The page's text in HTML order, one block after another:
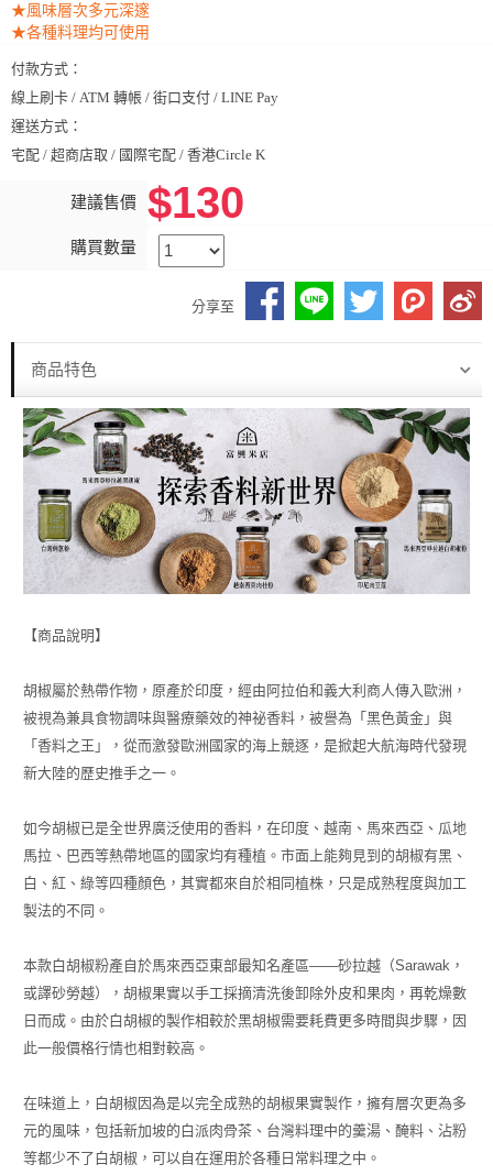
★風味層次多元深邃
★各種料理均可使用
付款方式：
線上刷卡 / ATM 轉帳 / 街口支付 / LINE Pay
運送方式：
宅配 / 超商店取 / 國際宅配 / 香港Circle K
建議售價 $130
購買數量
分享至
商品特色
【商品說明】
胡椒屬於熱帶作物，原產於印度，經由阿拉伯和義大利商人傳入歐洲，
被視為兼具食物調味與醫療藥效的神祕香料，被譽為「黑色黃金」與
「香料之王」，從而激發歐洲國家的海上競逐，是掀起大航海時代發現
新大陸的歷史推手之一。
如今胡椒已是全世界廣泛使用的香料，在印度、越南、馬來西亞、瓜地
馬拉、巴西等熱帶地區的國家均有種植。市面上能夠見到的胡椒有黑、
白、紅、綠等四種顏色，其實都來自於相同植株，只是成熟程度與加工
製法的不同。
本款白胡椒粉產自於馬來西亞東部最知名產區——砂拉越（Sarawak，
或譯砂勞越），胡椒果實以手工採摘清洗後卸除外皮和果肉，再乾燥數
日而成。由於白胡椒的製作相較於黑胡椒需要耗費更多時間與步驟，因
此一般價格行情也相對較高。
在味道上，白胡椒因為是以完全成熟的胡椒果實製作，擁有層次更為多
元的風味，包括新加坡的白派肉骨茶、台灣料理中的羹湯、醃料、沾粉
等都少不了白胡椒，可以自在運用於各種日常料理之中。